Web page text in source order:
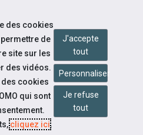
RECRUTE
des cookies
de
site sur les
des vidéos.
cookies
qui sont
cliquez ici.
J'accepte
tout
Personnaliser
Je refuse
tout